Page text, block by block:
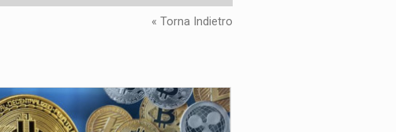
« Torna Indietro